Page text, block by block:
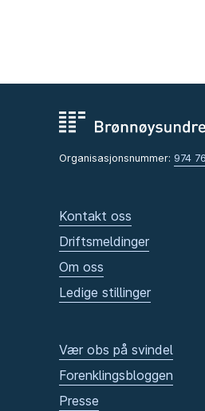
Organisasjonsnummer: 974
Kontakt oss
Driftsmeldinger
Om oss
Ledige stillinger
Vær obs på svindel
Forenklingsbloggen
Presse